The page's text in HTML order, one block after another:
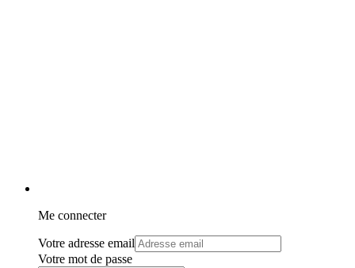
Me connecter
Votre adresse email
Votre mot de passe